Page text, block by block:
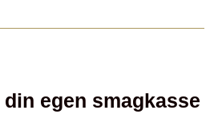
egen smagkasse